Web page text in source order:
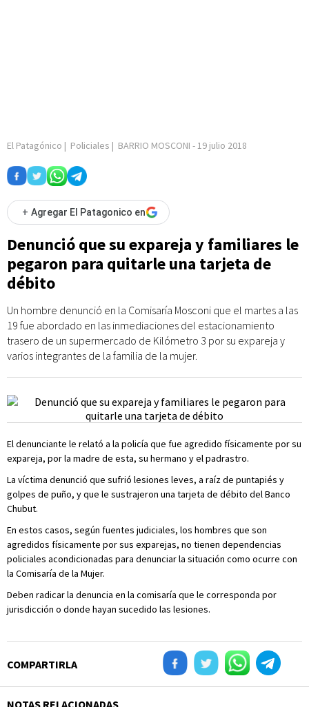
El Patagónico | Policiales | BARRIO MOSCONI - 19 julio 2018
+ Agregar El Patagonico en
Denunció que su expareja y familiares le
pegaron para quitarle una tarjeta de
débito
Un hombre denunció en la Comisaría Mosconi que el martes a las
19 fue abordado en las inmediaciones del estacionamiento
trasero de un supermercado de Kilómetro 3 por su expareja y
varios integrantes de la familia de la mujer.
El denunciante le relató a la policía que fue agredido físicamente por su
expareja, por la madre de esta, su hermano y el padrastro.
La víctima denunció que sufrió lesiones leves, a raíz de puntapiés y
golpes de puño, y que le sustrajeron una tarjeta de débito del Banco
Chubut.
En estos casos, según fuentes judiciales, los hombres que son
agredidos físicamente por sus exparejas, no tienen dependencias
policiales acondicionadas para denunciar la situación como ocurre con
la Comisaría de la Mujer.
Deben radicar la denuncia en la comisaría que le corresponda por
jurisdicción o donde hayan sucedido las lesiones.
COMPARTIRLA
NOTAS RELACIONADAS